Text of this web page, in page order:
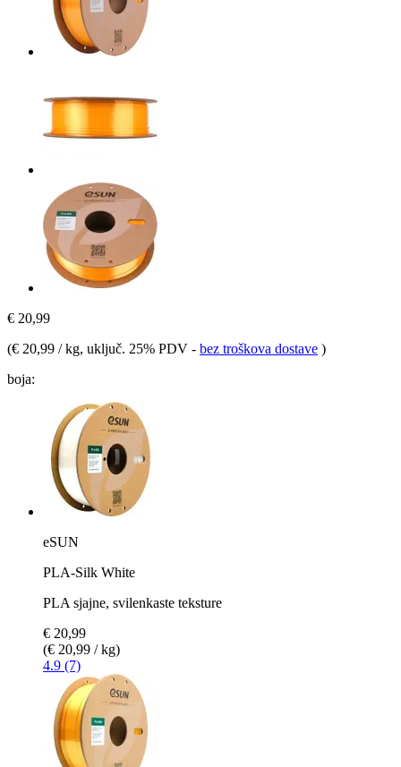
€ 20,99
(€ 20,99 / kg, uključ. 25% PDV - bez troškova dostave )
boja:
eSUN
PLA-Silk White
PLA sjajne, svilenkaste teksture
€ 20,99
(€ 20,99 / kg)
4.9 (7)